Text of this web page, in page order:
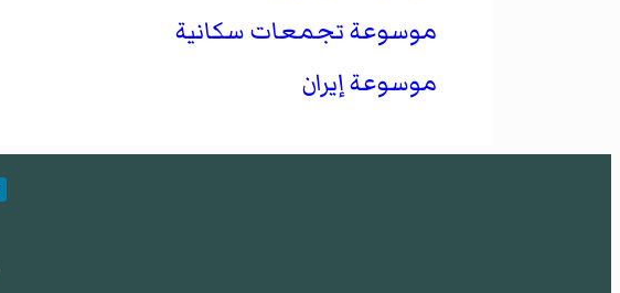
موسوعة تجمعات سكانية
موسوعة إيران